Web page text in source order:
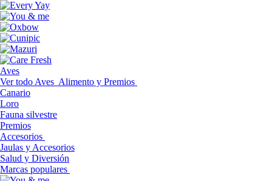
Aves
Ver todo Aves Alimento y Premios
Canario
Loro
Fauna silvestre
Premios
Accesorios
Jaulas y Accesorios
Salud y Diversión
Marcas populares